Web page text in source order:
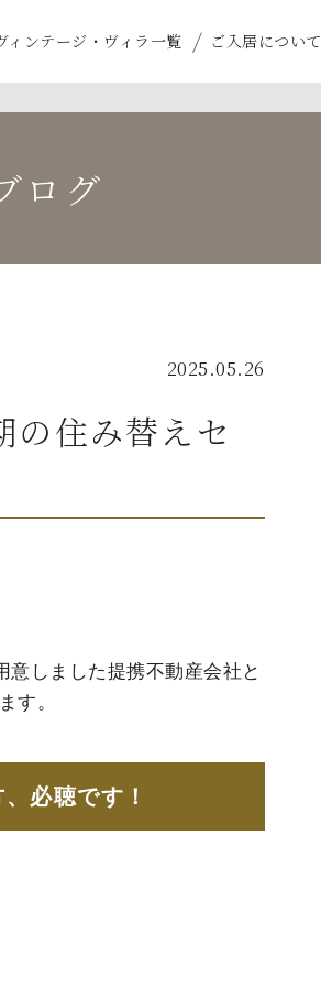
ィンテージ・ヴィラ一覧 ご入居について
ログ
2025.05.26
住み替えセ
しました提携不動産会社と
す。
必聴です！